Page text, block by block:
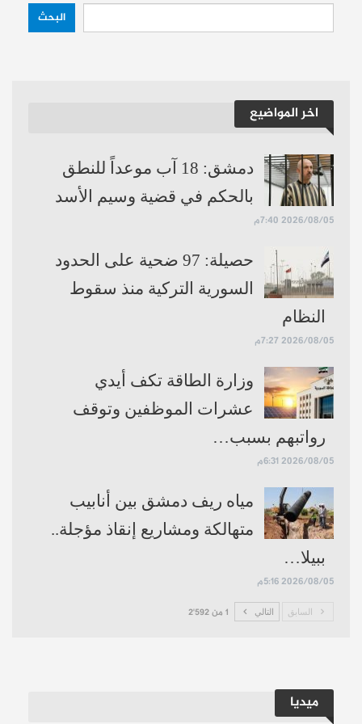
حساباتنا: فيسبوك
البحث
اخر المواضيع
دمشق: 18 آب موعداً للنطق
بالحكم في قضية وسيم الأسد
2026/08/05 7:40م
حصيلة: 97 ضحية على الحدود
السورية التركية منذ سقوط
النظام
2026/08/05 7:27م
وزارة الطاقة تكف أيدي
عشرات الموظفين وتوقف
رواتبهم بسبب…
2026/08/05 6:31م
مياه ريف دمشق بين أنابيب
متهالكة ومشاريع إنقاذ مؤجلة..
ببيلا…
2026/08/05 5:16م
السابق التالي 1 من 2٬592
ميديا